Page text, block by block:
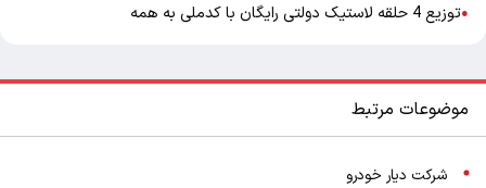
●توزیع 4 حلقه لاستیک دولتی رایگان با کدملی به همه
موضوعات مرتبط
شرکت دیار خودرو